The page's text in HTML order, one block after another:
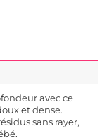
avec ce
et dense.
sans rayer,